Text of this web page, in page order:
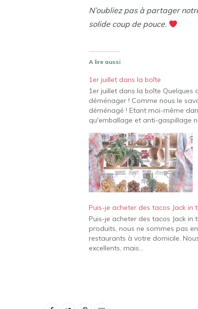
N’oubliez pas à partager
solide coup de pouce.
A lire aussi
1er juillet dans la boîte
1er juillet dans la boîte
déménager ! Comme nous le
déménagé ! Etant moi-même
qu'emballage et anti-gaspillage
Puis-je acheter des tacos Jack in
Puis-je acheter des tacos Jack in
produits, nous ne sommes pas
restaurants à votre domicile.
excellents, mais…